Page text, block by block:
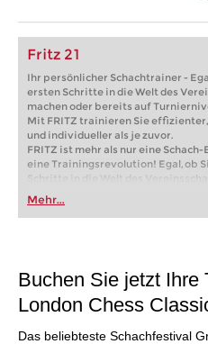
Fritz 21
Ihr persönlicher Schachtrainer -
ersten Schritte in die Welt des
machen oder bereits auf
Mit FRITZ trainieren Sie
und individueller als je zuvor.
FRITZ ist mehr als nur eine Schach-
eine Trainingsrevolution! Egal, ob
Schritte in die Welt des
oder bereits auf Turnierniveau
FRITZ trainieren Sie effizienter,
individueller als je zuvor.
Mehr...
Buchen Sie jetzt Ihre
London Chess
Das beliebteste Schachfestival